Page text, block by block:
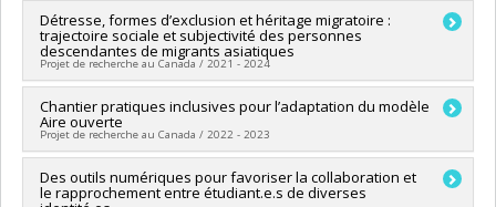
Sources de financement :FRQSC/Fonds de recherche du
Québec - Société et culture (FQRSC)
Programmes de subvention :
Détresse, formes d’exclusion et héritage migratoire :
trajectoire sociale et subjectivité des personnes
descendantes de migrants asiatiques
Projet de recherche au Canada / 2021 - 2024
Chercheur principal :Sophie Hamisultane
Co-chercheurs :
Josianne Le Gall,Edward Ou Jin Lee
Sources de financement :
Programmes de subvention :PV153480-Subventions de
Chantier pratiques inclusives pour l’adaptation du modèle
Aire ouverte
Projet de recherche au Canada / 2022 - 2023
Chercheur principal :Lourdès Rodriguez Del Barrio
Co-chercheurs :Annie Pullen Sansfaçon,Edward Ou Jin Lee
Des outils numériques pour favoriser la collaboration et
le rapprochement entre étudiant.e.s de diverses